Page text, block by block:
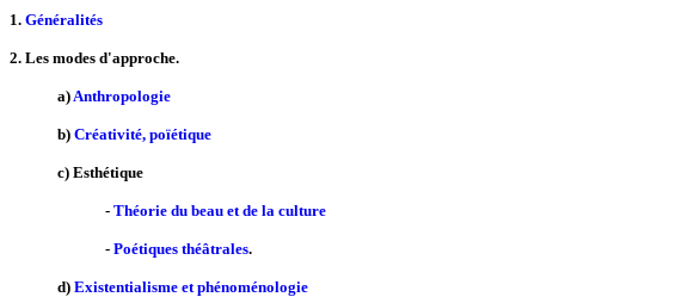
1. Généralités
2. Les modes d'approche.
a)Anthropologie
b) Créativité, poïétique
c) Esthétique
- Théorie du beau et de la culture
- Poétiques théâtrales.
d) Existentialisme et phénoménologie